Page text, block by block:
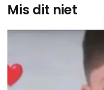
Mis dit niet